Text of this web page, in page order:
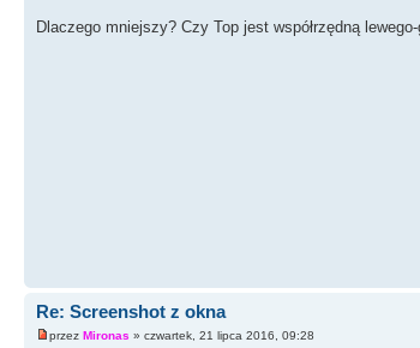
Dlaczego mniejszy? Czy Top jest współrzędną
Re: Screenshot z okna
przez Mironas » czwartek, 21 lipca 2016, 09:28